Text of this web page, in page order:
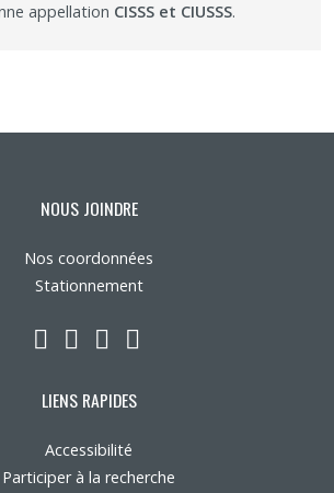
appellation CISSS et CIUSSS.
NOUS JOINDRE
Nos coordonnées
Stationnement
LinkedIn
YouTube
Twitter
LIENS RAPIDES
Accessibilité
Participer à la recherche